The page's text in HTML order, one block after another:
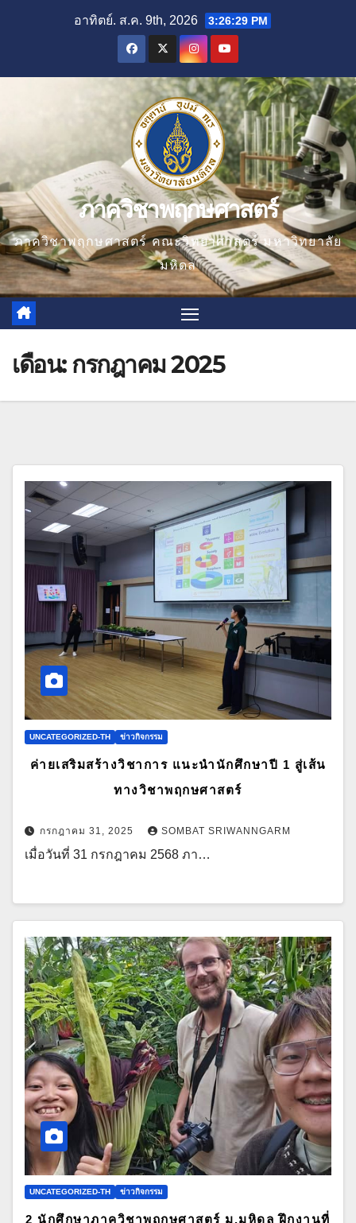
อาทิตย์. ส.ค. 9th, 2026 3:26:30 PM
ภาควิชาพฤกษศาสตร์
ภาควิชาพฤกษศาสตร์ คณะวิทยาศาสตร์ มหาวิทยาลัย
มหิดล
เดือน:กรกฎาคม 2025
UNCATEGORIZED-TH ข่าวกิจกรรม
ค่ายเสริมสร้างวิชาการ แนะนำนักศึกษาปี 1 สู่เส้น
ทางวิชาพฤกษศาสตร์
กรกฎาคม 31, 2025 SOMBAT SRIWANNGARM
เมื่อวันที่ 31 กรกฎาคม 2568 ภา…
UNCATEGORIZED-TH ข่าวกิจกรรม
2 นักศึกษาภาควิชาพฤกษศาสตร์ ม.มหิดล ฝึกงานที่